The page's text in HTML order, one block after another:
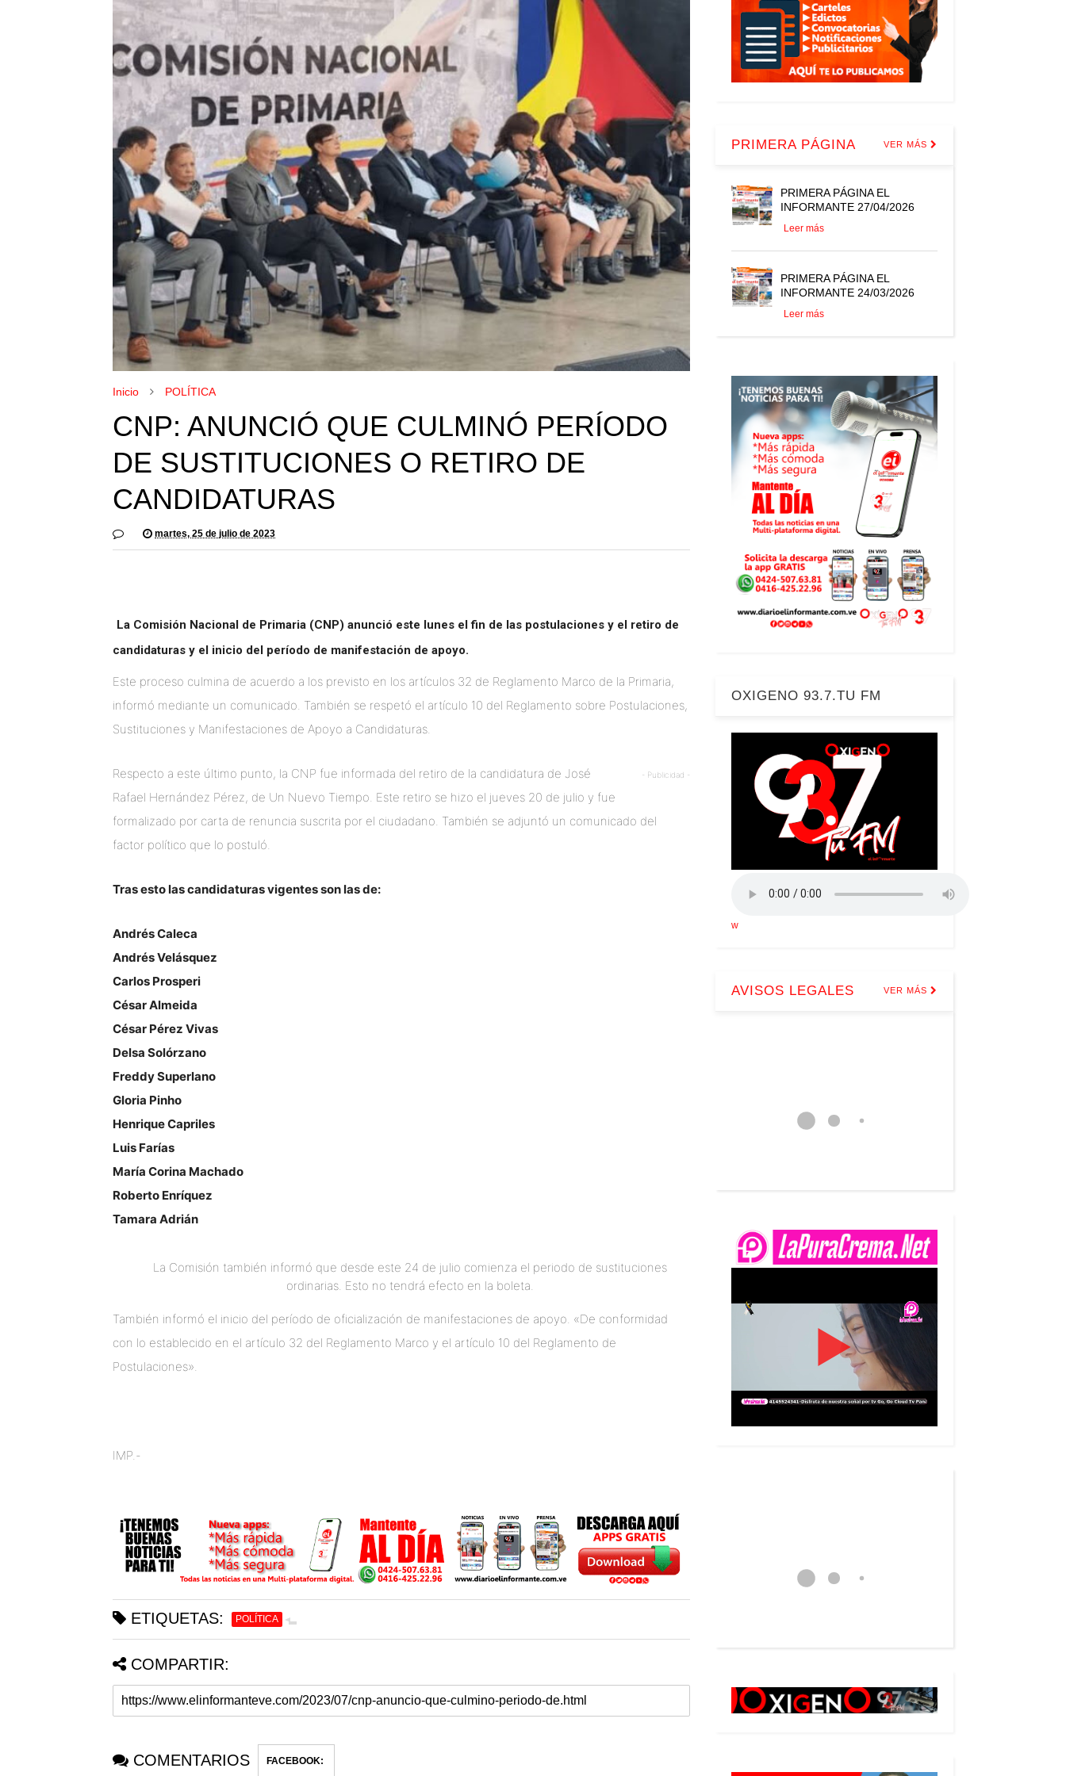
Inicio POLÍTICA
CNP: ANUNCIÓ QUE CULMINÓ PERÍODO
DE SUSTITUCIONES O RETIRO DE
CANDIDATURAS
martes, 25 de julio de 2023
La Comisión Nacional de Primaria (CNP) anunció este lunes el fin de las postulaciones y el retiro de
candidaturas y el inicio del período de manifestación de apoyo.
Este proceso culmina de acuerdo a los previsto en los artículos 32 de Reglamento Marco de la Primaria,
informó mediante un comunicado. También se respetó el artículo 10 del Reglamento sobre Postulaciones,
Sustituciones y Manifestaciones de Apoyo a Candidaturas.
- Publicidad -
Respecto a este último punto, la CNP fue informada del retiro de la candidatura de José
Rafael Hernández Pérez, de Un Nuevo Tiempo. Este retiro se hizo el jueves 20 de julio y fue
formalizado por carta de renuncia suscrita por el ciudadano. También se adjuntó un comunicado del
factor político que lo postuló.
Tras esto las candidaturas vigentes son las de:
Andrés Caleca
Andrés Velásquez
Carlos Prosperi
César Almeida
César Pérez Vivas
Delsa Solórzano
Freddy Superlano
Gloria Pinho
Henrique Capriles
Luis Farías
María Corina Machado
Roberto Enríquez
Tamara Adrián
La Comisión también informó que desde este 24 de julio comienza el periodo de sustituciones
ordinarias. Esto no tendrá efecto en la boleta.
También informó el inicio del período de oficialización de manifestaciones de apoyo. «De conformidad
con lo establecido en el artículo 32 del Reglamento Marco y el artículo 10 del Reglamento de
Postulaciones».
IMP.-
ETIQUETAS: POLÍTICA
COMPARTIR:
COMENTARIOS FACEBOOK:
PRIMERA PÁGINA VER MÁS
PRIMERA PÁGINA EL
INFORMANTE 27/04/2026
Leer más
PRIMERA PÁGINA EL
INFORMANTE 24/03/2026
Leer más
OXIGENO 93.7.TU FM
w
AVISOS LEGALES VER MÁS